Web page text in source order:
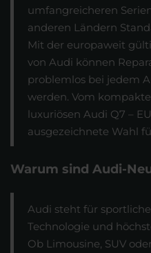
umfangreicheren
anderen Ländern
Mit der europaweit
von Audi können
problemlos bei jedem
werden. Vom
luxuriösen Audi Q7 –
ausgezeichnete Wahl
Warum sind Audi-
Audi steht für
Technologie und
Ob Limousine, SUV